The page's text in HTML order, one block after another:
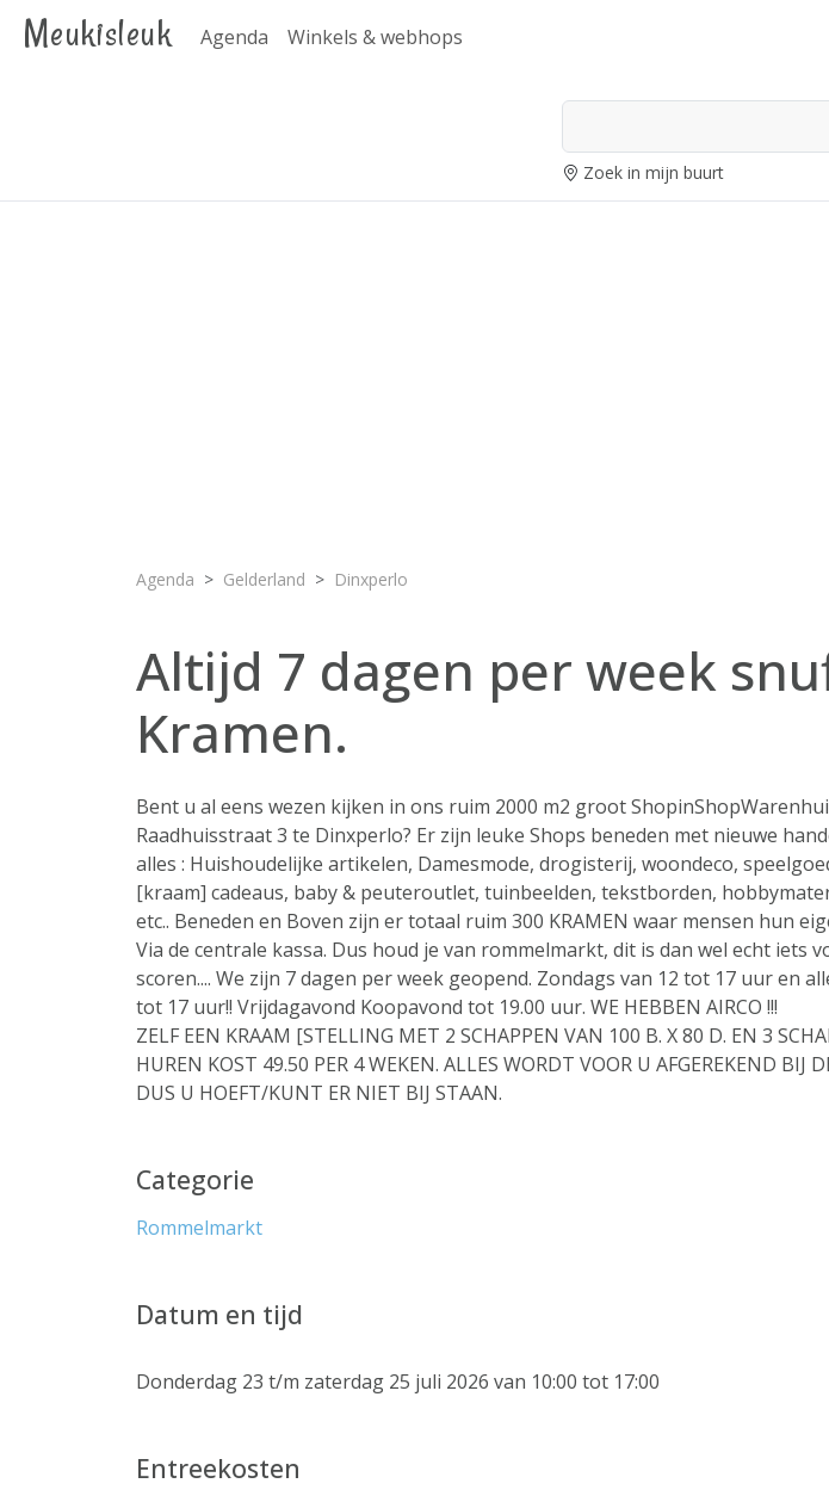
Meukisleuk Agenda Winkels & webhops
Zoek in mijn buurt
Agenda Gelderland Dinxperlo
Altijd 7 dagen per week
Kramen.
Bent u al eens wezen kijken in ons ruim 2000 m2 groot
Raadhuisstraat 3 te Dinxperlo? Er zijn leuke Shops beneden met nieuwe
alles : Huishoudelijke artikelen, Damesmode, drogisterij, woondeco,
[kraam] cadeaus, baby & peuteroutlet, tuinbeelden, tekstborden,
etc.. Beneden en Boven zijn er totaal ruim 300 KRAMEN waar mensen hun
Via de centrale kassa. Dus houd je van rommelmarkt, dit is dan wel echt iets
scoren.... We zijn 7 dagen per week geopend. Zondags van 12 tot 17 uur en
tot 17 uur!! Vrijdagavond Koopavond tot 19.00 uur. WE HEBBEN AIRCO !!!
ZELF EEN KRAAM [STELLING MET 2 SCHAPPEN VAN 100 B. X 80 D. EN 3
HUREN KOST 49.50 PER 4 WEKEN. ALLES WORDT VOOR U AFGEREKEND BIJ
DUS U HOEFT/KUNT ER NIET BIJ STAAN.
Categorie
Rommelmarkt
Datum en tijd
Donderdag 23 t/m zaterdag 25 juli 2026 van 10:00 tot 17:00
Entreekosten